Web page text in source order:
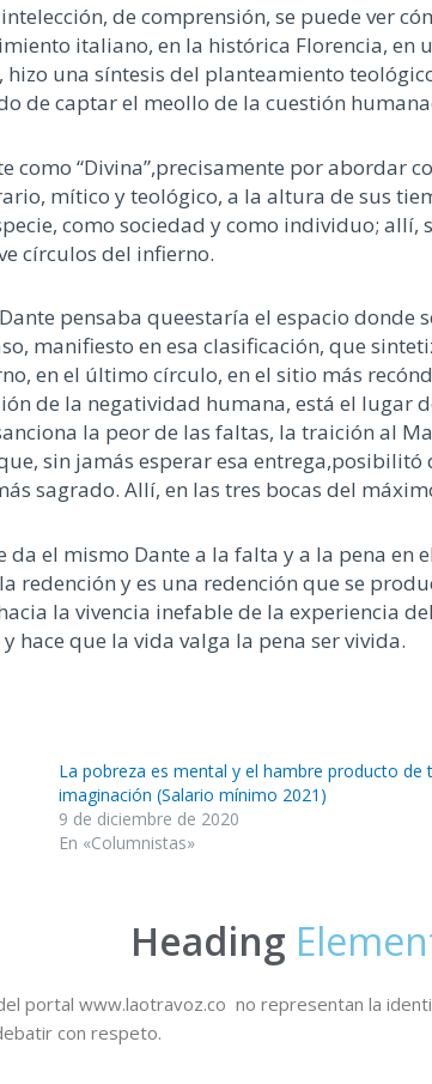
, de comprensión, se puede ver
italiano, en la histórica Florencia, en
hizo una síntesis del planteamiento
de captar el meollo de la cuestión humana
como “Divina”,precisamente por abordar
, mítico y teológico, a la altura de sus
como sociedad y como individuo; allí,
círculos del infierno.
Dante pensaba queestaría el espacio donde
manifiesto en esa clasificación, que
, en el último círculo, en el sitio más
de la negatividad humana, está el lugar
la peor de las faltas, la traición al
sin jamás esperar esa entrega,posibilitó
sagrado. Allí, en las tres bocas del
el mismo Dante a la falta y a la pena en
redención y es una redención que se
la vivencia inefable de la experiencia
y hace que la vida valga la pena ser vivida.
La pobreza es mental y el hambre producto de
imaginación (Salario mínimo 2021)
9 de diciembre de 2020
En «Columnistas»
Heading
portal www.laotravoz.co no representan la
con respeto.